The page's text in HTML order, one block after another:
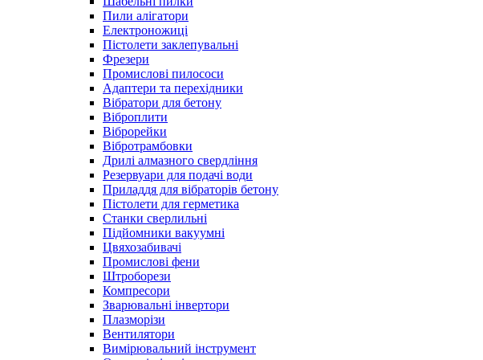
Пили алігатори
Електроножиці
Пістолети заклепувальні
Фрезери
Промислові пилососи
Адаптери та перехідники
Вібратори для бетону
Віброплити
Віброрейки
Вібротрамбовки
Дрилі алмазного свердління
Резервуари для подачі води
Приладдя для вібраторів бетону
Пістолети для герметика
Станки сверлильні
Підйомники вакуумні
Цвяхозабивачі
Промислові фени
Штроборези
Компресори
Зварювальні інвертори
Плазморізи
Вентилятори
Вимірювальний інструмент